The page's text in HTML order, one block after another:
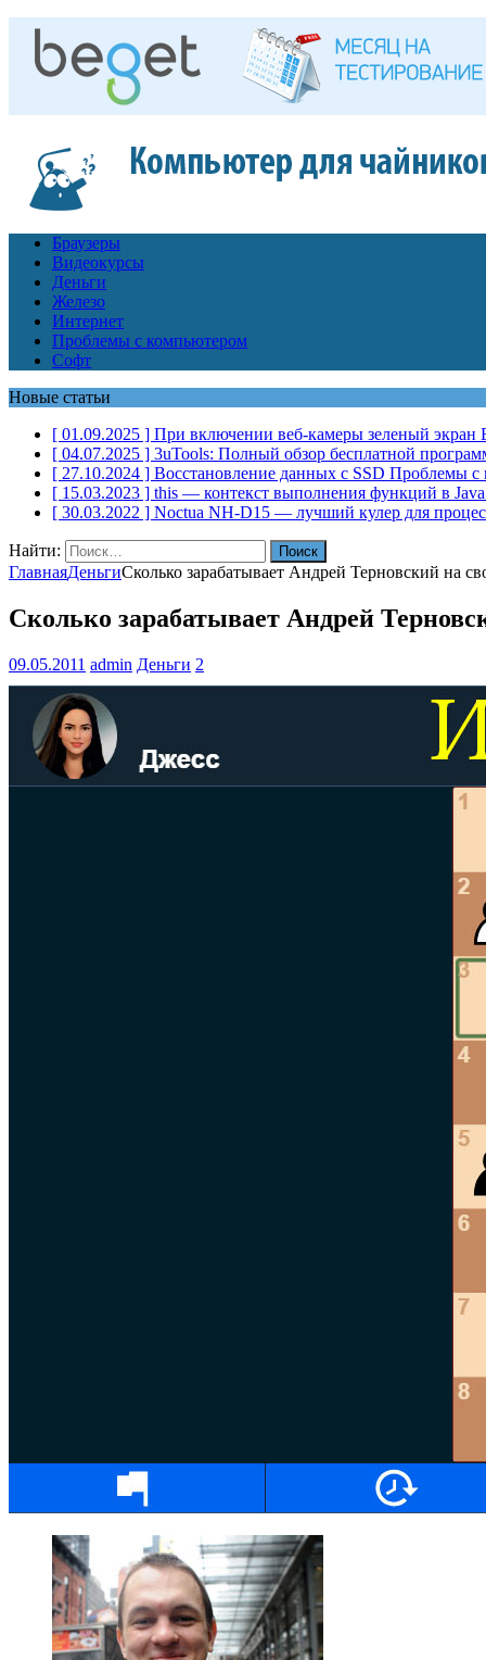
Браузеры
Видеокурсы
Деньги
Железо
Интернет
Проблемы с компьютером
Софт
Новые статьи
[ 01.09.2025 ] При включении веб-камеры зеленый экран
[ 04.07.2025 ] 3uTools: Полный обзор бесплатной
[ 27.10.2024 ] Восстановление данных с SSD Проблемы с
[ 15.03.2023 ] this — контекст выполнения функций в
[ 30.03.2022 ] Noctua NH-D15 — лучший кулер для
Найти:
ГлавнаяДеньгиСколько зарабатывает Андрей Терновский на
Сколько зарабатывает Андрей
09.05.2011 admin Деньги 2